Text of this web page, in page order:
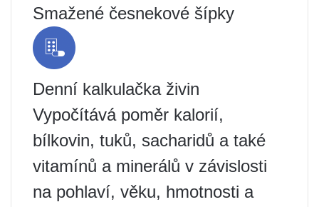
Smažené česnekové šípky
Denní kalkulačka živin
Vypočítává poměr kalorií,
bílkovin, tuků, sacharidů a také
vitamínů a minerálů v závislosti
na pohlaví, věku, hmotnosti a